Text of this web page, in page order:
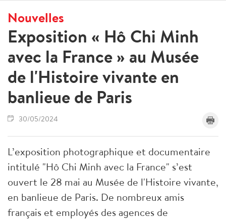
Nouvelles
Exposition « Hô Chi Minh
avec la France » au Musée
de l'Histoire vivante en
banlieue de Paris
30/05/2024
L’exposition photographique et documentaire
intitulé "Hô Chi Minh avec la France" s’est
ouvert le 28 mai au Musée de l'Histoire vivante,
en banlieue de Paris. De nombreux amis
français et employés des agences de